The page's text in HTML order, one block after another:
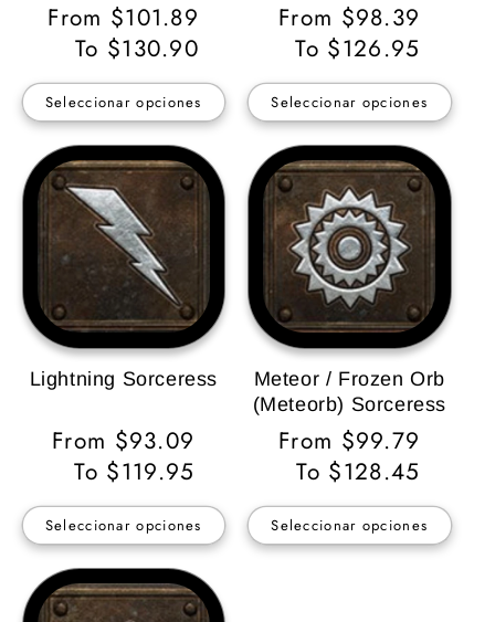
Precio
habitual
From $101.89
To $130.90
Seleccionar opciones
Precio
habitual
From $98.39
To $126.95
Seleccionar opciones
Lightning Sorceress
Precio
habitual
From $93.09
To $119.95
Seleccionar opciones
Meteor / Frozen Orb
(Meteorb) Sorceress
Precio
habitual
From $99.79
To $128.45
Seleccionar opciones